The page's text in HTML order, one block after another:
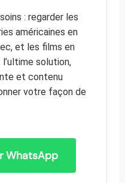
: regarder les
américaines en
et les films en
solution,
et contenu
votre façon de
WhatsApp